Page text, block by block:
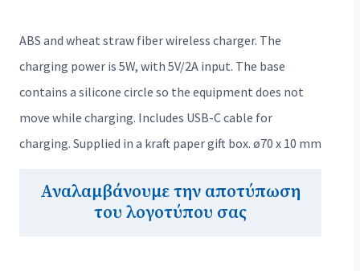
ABS and wheat straw fiber wireless charger. The
charging power is 5W, with 5V/2A input. The base
contains a silicone circle so the equipment does not
move while charging. Includes USB-C cable for
charging. Supplied in a kraft paper gift box. ø70 x 10 mm
Αναλαμβάνουμε την αποτύπωση
του λογοτύπου σας